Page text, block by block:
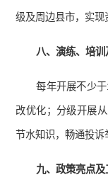
级及周边县市，实现
八、演练、培
每年开展不少
改优化；分级开展
节水知识，畅通投诉
九、政策亮点及